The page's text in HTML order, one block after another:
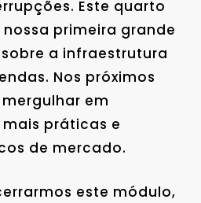
Este quarto
primeira grande
a infraestrutura
Nos próximos
em
práticas e
de mercado.
este módulo,